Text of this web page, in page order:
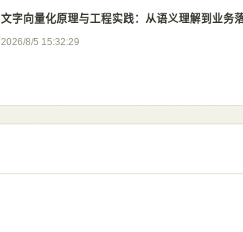
文字向量化原理与工程实践：从语义理解到业务
2026/8/5 15:32:29